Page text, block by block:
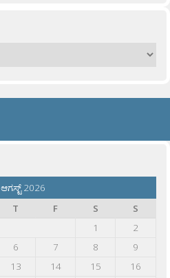
ಆಗಸ್ಟ್ 2026
T F S
S
1
2
6 7 8
9
13 14 15
16